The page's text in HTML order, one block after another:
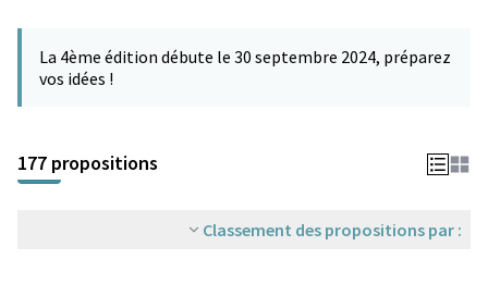
−
La 4ème édition débute le 30 septembre 2024, préparez
vos idées !
177 propositions
Classement des propositions par :